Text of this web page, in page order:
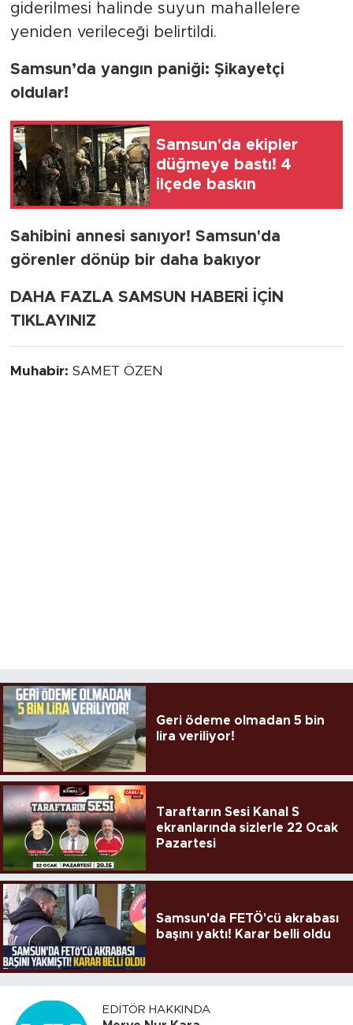
giderilmesi halinde suyun mahallelere
yeniden verileceği belirtildi.
Samsun’da yangın paniği: Şikayetçi
oldular!
Samsun'da ekipler
düğmeye bastı! 4
ilçede baskın
Sahibini annesi sanıyor! Samsun'da
görenler dönüp bir daha bakıyor
DAHA FAZLA SAMSUN HABERİ İÇİN
TIKLAYINIZ
Muhabir: SAMET ÖZEN
Geri ödeme olmadan 5 bin
lira veriliyor!
Taraftarın Sesi Kanal S
ekranlarında sizlerle 22 Ocak
Pazartesi
Samsun'da FETÖ'cü akrabası
başını yaktı! Karar belli oldu
EDITÖR HAKKINDA